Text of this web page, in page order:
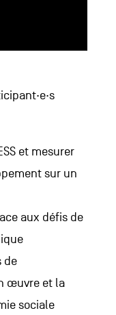
et mesurer
sur un
aux défis de
de
œuvre et la
sociale